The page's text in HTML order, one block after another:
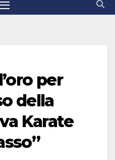
per
della
Karate